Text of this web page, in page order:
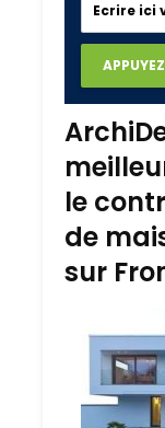
le
de
sur